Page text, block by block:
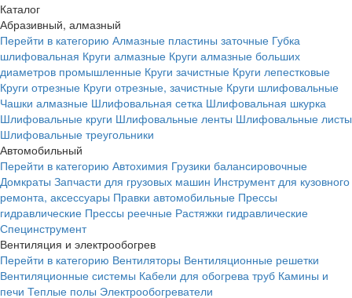
Каталог
Абразивный, алмазный
Перейти в категорию Алмазные пластины заточные Губка
шлифовальная Круги алмазные Круги алмазные больших
диаметров промышленные Круги зачистные Круги лепестковые
Круги отрезные Круги отрезные, зачистные Круги шлифовальные
Чашки алмазные Шлифовальная сетка Шлифовальная шкурка
Шлифовальные круги Шлифовальные ленты Шлифовальные листы
Шлифовальные треугольники
Автомобильный
Перейти в категорию Автохимия Грузики балансировочные
Домкраты Запчасти для грузовых машин Инструмент для кузовного
ремонта, аксессуары Правки автомобильные Прессы
гидравлические Прессы реечные Растяжки гидравлические
Специнструмент
Вентиляция и электрообогрев
Перейти в категорию Вентиляторы Вентиляционные решетки
Вентиляционные системы Кабели для обогрева труб Камины и
печи Теплые полы Электрообогреватели